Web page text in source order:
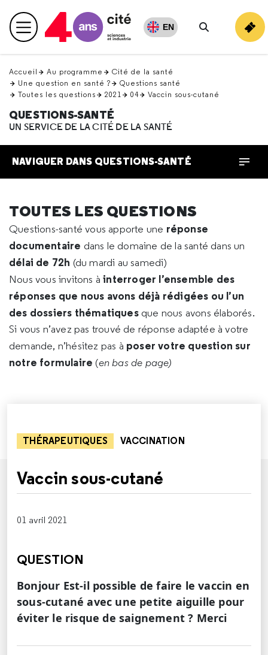
en
haut Menu principal EN
Rechercher
Accueil Au programme
Cité de la santé
Une question en santé ?
Questions santé
Toutes les questions
2021 04 Vaccin sous-cutané
QUESTIONS-SANTÉ
UN SERVICE DE LA CITÉ DE LA SANTÉ
NAVIGUER DANS QUESTIONS-SANTÉ
TOUTES LES QUESTIONS
Questions-santé vous apporte une réponse
documentaire dans le domaine de la santé dans un
délai de 72h (du mardi au samedi)
Nous vous invitons àinterroger l’ensemble des
réponses que nous avons déjà rédigées ou l’un
des dossiers thématiques que nous avons élaborés.
Si vous n’avez pas trouvé de réponse adaptée à votre
demande, n’hésitez pas à poser votre question sur
notre formulaire (en bas de page)
THÉRAPEUTIQUES VACCINATION
Vaccin sous-cutané
01 avril 2021
QUESTION
Bonjour Est-il possible de faire le vaccin en
sous-cutané avec une petite aiguille pour
éviter le risque de saignement ? Merci